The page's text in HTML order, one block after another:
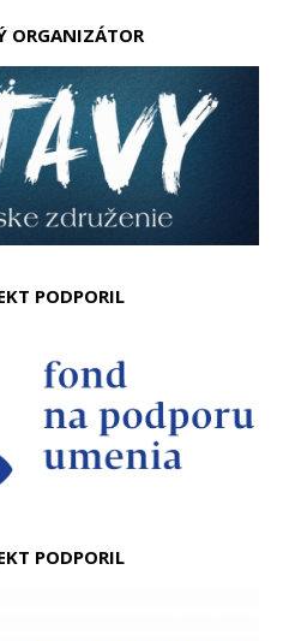
ORGANIZÁTOR
PODPORIL
PODPORIL